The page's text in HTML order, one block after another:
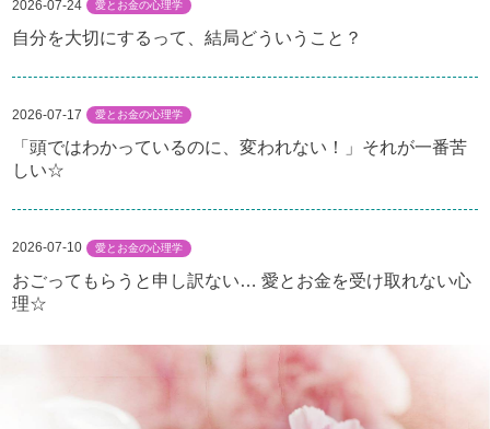
2026-07-24 愛とお金の心理学
自分を大切にするって、結局どういうこと？
2026-07-17 愛とお金の心理学
「頭ではわかっているのに、変われない！」それが一番苦
しい☆
2026-07-10 愛とお金の心理学
おごってもらうと申し訳ない… 愛とお金を受け取れない心
理☆